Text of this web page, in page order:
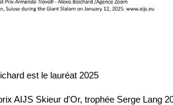
est le lauréat 2025
AIJS Skieur d'Or, trophée Serge Lang